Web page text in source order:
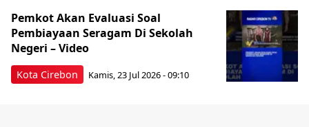
Kota Cirebon
Pemkot Akan Evaluasi Soal
Pembiayaan Seragam Di Sekolah
Negeri – Video
Kamis, 23 Jul 2026 - 09:10